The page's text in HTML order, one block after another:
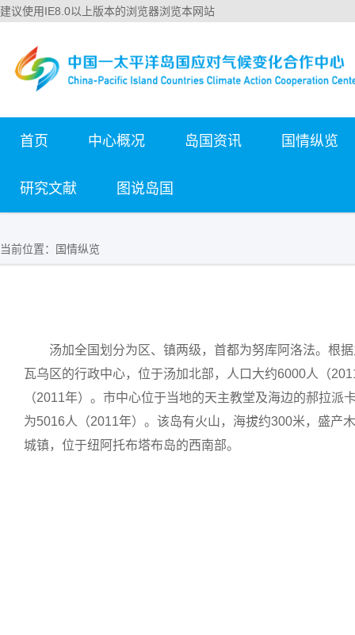
建议使用IE8.0以上版本的浏览器浏览本网站
首页 中心概况 岛国资讯 国情纵览
研究文献 图说岛国
当前位置： 国情纵览
汤加全国划分为区、镇两级，首都为努库阿洛法。根
瓦乌区的行政中心，位于汤加北部，人口大约6000人（
（2011年）。市中心位于当地的天主教堂及海边的郝拉
为5016人（2011年）。该岛有火山，海拔约300米，盛产
城镇，位于纽阿托布塔布岛的西南部。